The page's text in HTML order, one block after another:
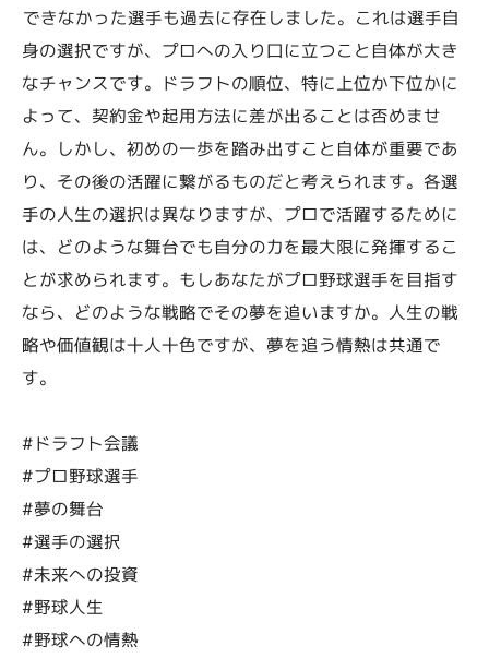
できなかった選手も過去に存在しました。これは選手自
身の選択ですが、プロへの入り口に立つこと自体が大き
なチャンスです。ドラフトの順位、特に上位か下位かに
よって、契約金や起用方法に差が出ることは否めませ
ん。しかし、初めの一歩を踏み出すこと自体が重要であ
り、その後の活躍に繋がるものだと考えられます。各選
手の人生の選択は異なりますが、プロで活躍するために
は、どのような舞台でも自分の力を最大限に発揮するこ
とが求められます。もしあなたがプロ野球選手を目指す
なら、どのような戦略でその夢を追いますか。人生の戦
略や価値観は十人十色ですが、夢を追う情熱は共通で
す。
#ドラフト会議
#プロ野球選手
#夢の舞台
#選手の選択
#未来への投資
#野球人生
#野球への情熱